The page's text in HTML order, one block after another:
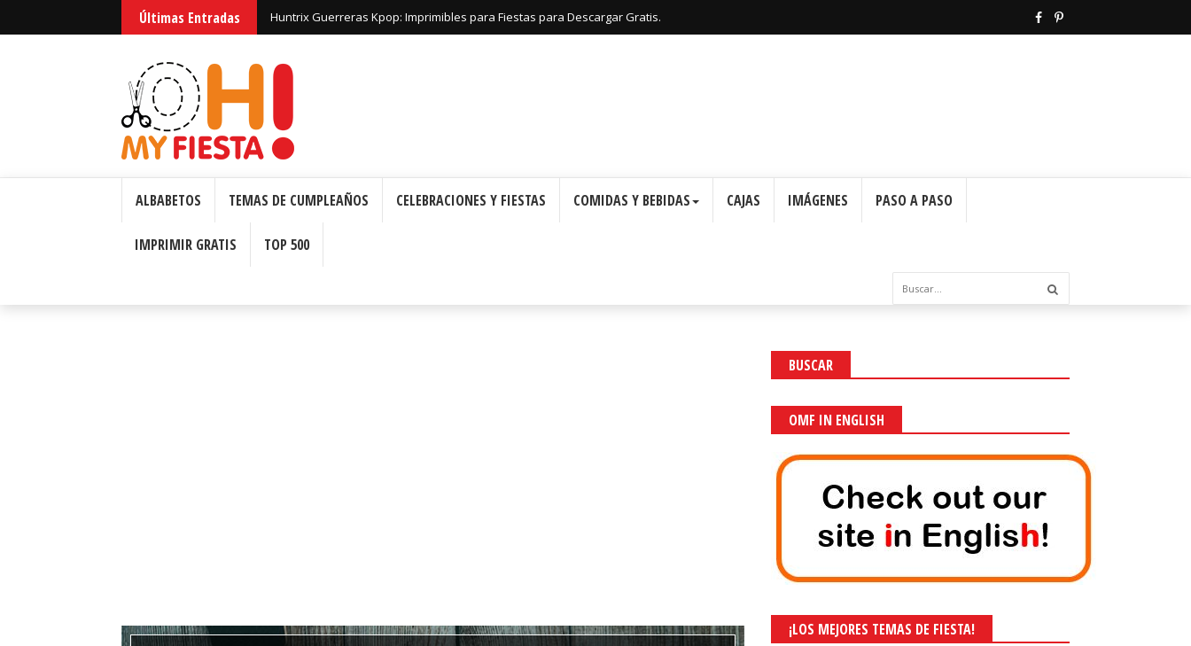
Últimas Entradas Huntrix Guerreras Kpop: Imprimibles para Fiestas para Descargar Gratis.
ALBABETOS TEMAS DE CUMPLEAÑOS CELEBRACIONES Y FIESTAS COMIDAS Y BEBIDAS CAJAS IMÁGENES PASO A PASO
IMPRIMIR GRATIS TOP 500
BUSCAR
OMF IN ENGLISH
¡LOS MEJORES TEMAS DE FIESTA!